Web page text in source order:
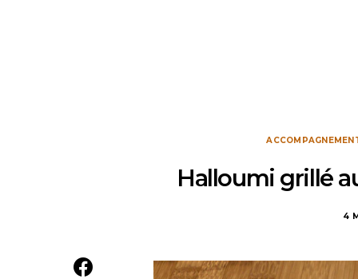
Halloumi grillé
4